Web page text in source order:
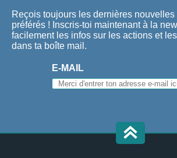
Reçois toujours les dernières nouvelles
préférés ! Inscris-toi maintenant à la
facilement les infos sur les actions et
dans ta boîte mail.
E-MAIL